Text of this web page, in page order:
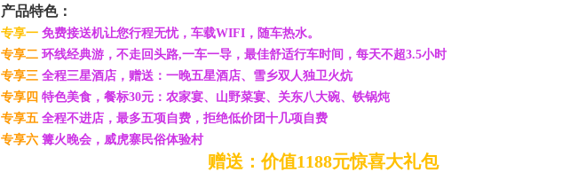
产品特色：
专享一 免费接送机让您行程无忧，车载WIFI，随车热水。
专享二 环线经典游，不走回头路,一车一导，最佳舒适行车时间，每天不超3.5小时
专享三 全程三星酒店，赠送：一晚五星酒店、雪乡双人独卫火炕
专享四 特色美食，餐标30元：农家宴、山野菜宴、关东八大碗、铁锅炖
专享五 全程不进店，最多五项自费，拒绝低价团十几项自费
专享六 篝火晚会，威虎寨民俗体验村
赠送：价值1188元惊喜大礼包